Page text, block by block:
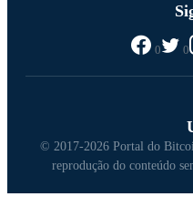
0 0
© 2017-2026 Portal do
reprodução do conteúdo